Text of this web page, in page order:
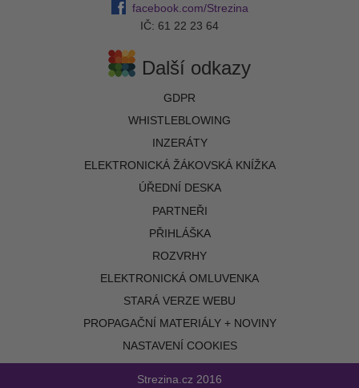
facebook.com/Strezina
IČ: 61 22 23 64
Další odkazy
GDPR
WHISTLEBLOWING
INZERÁTY
ELEKTRONICKÁ ŽÁKOVSKÁ KNÍŽKA
ÚŘEDNÍ DESKA
PARTNEŘI
PŘIHLÁŠKA
ROZVRHY
ELEKTRONICKÁ OMLUVENKA
STARÁ VERZE WEBU
PROPAGAČNÍ MATERIÁLY + NOVINY
NASTAVENÍ COOKIES
Strezina.cz 2016